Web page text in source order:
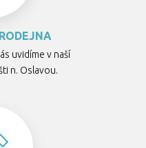
uvidíme v naší
n. Oslavou.